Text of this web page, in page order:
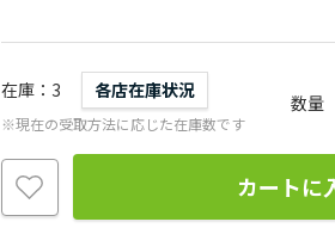
在庫 3 各店在庫状況
※現在の受取方法に応じた在庫数です
数量
カートに